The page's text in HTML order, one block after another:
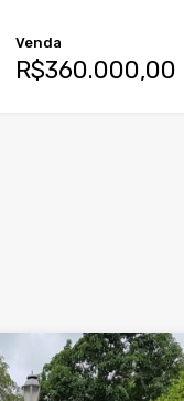
Venda
R$360.000,00